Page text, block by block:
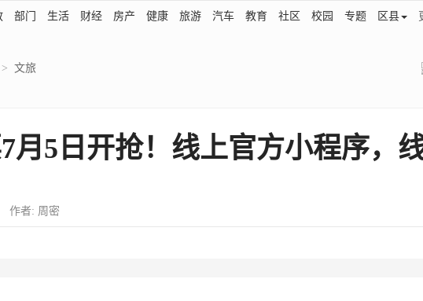
部门 生活 财经 房产 健康 旅游 汽车 教育 社区 校园 专题 区县
> 文旅
月5日开抢！线上官方小程序，
作者: 周密